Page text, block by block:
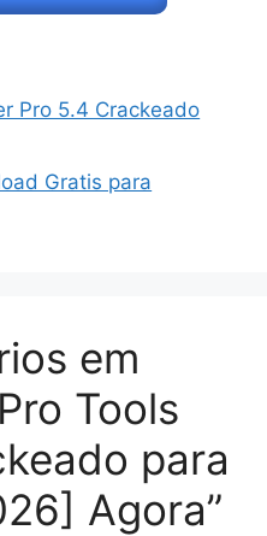
Pro 5.4 Crackeado
Gratis para
em
Tools
para
Agora”